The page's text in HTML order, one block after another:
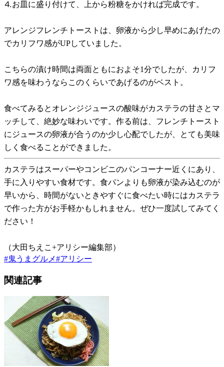
⒋お皿に盛り付けて、上から粉糖をかければ完成です。
アレンジフレンチトーストは、卵液から少し早めにあげたの
でカリフワ感がUPしていました。
こちらの漬け時間は両面ともにおよそ1分でしたが、カリフ
ワ感を味わうならこのくらいであげるのがベスト。
食べてみるとオレンジジュースの酸味がカステラの甘さとマ
ッチして、絶妙な味わいです。作る前は、フレンチトースト
にジュースの卵液が合うのか少し心配でしたが、とても美味
しく食べることができました。
カステラはスーパーやコンビニのパンコーナー近くにあり、
手に入りやすい食材です。食パンよりも卵液が染み込むのが
早いから、時間がないときやすぐに食べたい時にはカステラ
で作った方がお手軽かもしれません。ぜひ一度試してみてく
ださい！
（大田ちえこ+アリシー編集部）
#鬼うまグルメ#アリシー
関連記事